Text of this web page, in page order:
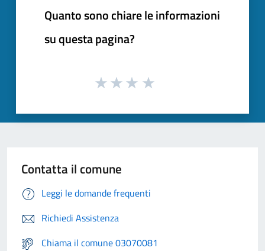
Quanto sono chiare le informazioni
su questa pagina?
Contatta il comune
Leggi le domande frequenti
Richiedi Assistenza
Chiama il comune 03070081